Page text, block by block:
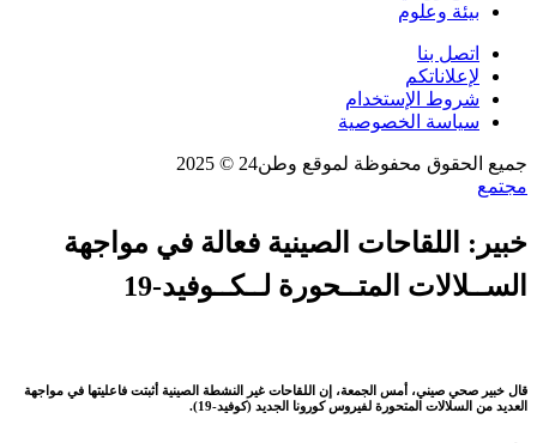
بيئة وعلوم
اتصل بنا
لإعلاناتكم
شروط الإستخدام
سياسة الخصوصية
جميع الحقوق محفوظة لموقع وطن24 © 2025
مجتمع
خبير: اللقاحات الصينية فعالة في مواجهة
الســلالات المتــحورة لــكــوفيد-19
قال خبير صحي صيني، أمس الجمعة، إن اللقاحات غير النشطة الصينية أثبتت فاعليتها في مواجهة
العديد من السلالات المتحورة لفيروس كورونا الجديد (كوفيد-19).